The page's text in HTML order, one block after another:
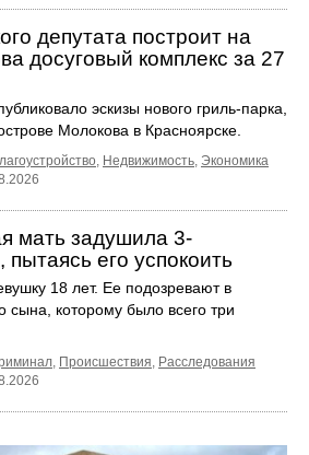
депутата построит на
досуговый комплекс за 27
эскизы нового гриль-парка,
Молокова в Красноярске.
, Недвижимость, Экономика
мать задушила 3-
его успокоить
18 лет. Ее подозревают в
сына, которому было всего три
, Происшествия, Расследования